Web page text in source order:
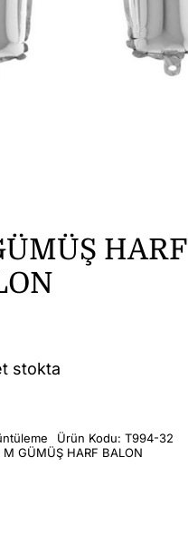
HARF
stokta
Ürün Kodu:T994-32
M GÜMÜŞ HARF BALON